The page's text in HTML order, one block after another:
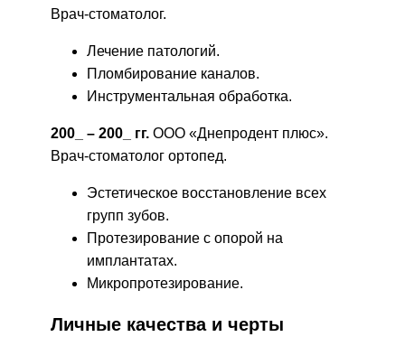
Врач-стоматолог.
Лечение патологий.
Пломбирование каналов.
Инструментальная обработка.
200_ – 200_ гг. ООО «Днепродент плюс».
Врач-стоматолог ортопед.
Эстетическое восстановление всех
групп зубов.
Протезирование с опорой на
имплантатах.
Микропротезирование.
Личные качества и черты